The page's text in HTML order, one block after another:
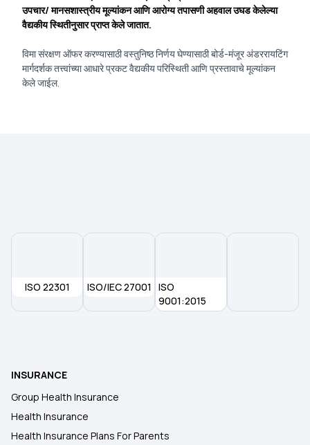
उपचार/ मानसशास्त्रीय मूल्यांकन आणि आरोग्य तपासणी अहवाल उघड केलेल्या
वैद्यकीय स्थितीनुसार प्राप्त केले जातात.
विमा संरक्षण ऑफर करण्यासाठी वस्तुनिष्ठ निर्णय घेण्यासाठी बोर्ड-मंजूर अंडररायटिंग
मार्गदर्शक तत्त्वांच्या आधारे प्रकट वैद्यकीय परिस्थिती आणि प्रस्तावाचे मूल्यांकन
केले जाईल.
ISO 22301 ISO/IEC 27001
ISO
9001:2015
INSURANCE
Group Health Insurance
Health Insurance
Health Insurance Plans For Parents